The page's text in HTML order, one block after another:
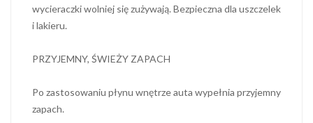
wycieraczki wolniej się zużywają. Bezpieczna dla uszczelek
i lakieru.
PRZYJEMNY, ŚWIEŻY ZAPACH
Po zastosowaniu płynu wnętrze auta wypełnia przyjemny
zapach.